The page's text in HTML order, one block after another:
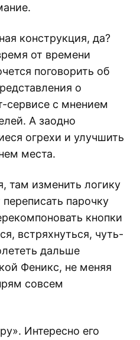
конструкция, да?
от времени
поговорить об
о
сервисе с мнением
А заодно
огрехи и улучшить
места.
там изменить логику
парочку
кнопки
встряхнуться, чуть-
дальше
Феникс, не меняя
совсем
Интересно его